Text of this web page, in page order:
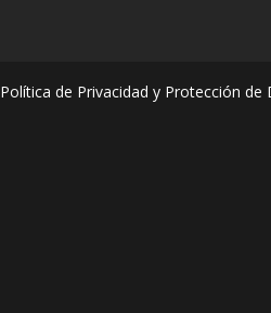
Política de Privacidad y Protección de